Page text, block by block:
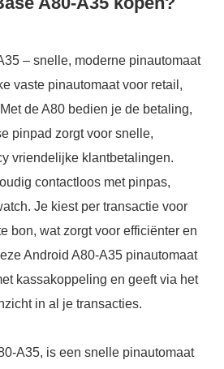
– snelle, moderne pinautomaat
vaste pinautomaat voor retail,
de A80 bedien je de betaling,
pinpad zorgt voor snelle,
vriendelijke klantbetalingen.
contactloos met pinpas,
Je kiest per transactie voor
bon, wat zorgt voor efficiënter en
Android A80-A35 pinautomaat
kassakoppeling en geeft via het
in al je transacties.
A35, is een snelle pinautomaat